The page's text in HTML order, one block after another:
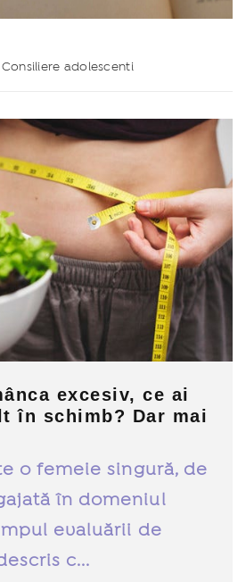
adolescenti
excesiv, ce ai
în schimb? Dar mai
femeie singură, de
în domeniul
evaluării de
c...